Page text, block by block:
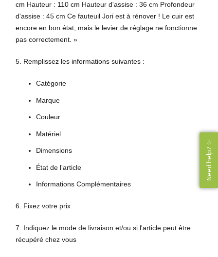
cm Hauteur : 110 cm Hauteur d'assise : 36 cm Profondeur
d'assise : 45 cm Ce fauteuil Jori est à rénover ! Le cuir est
encore en bon état, mais le levier de réglage ne fonctionne
pas correctement. »
5. Remplissez les informations suivantes :
Catégorie
Marque
Couleur
Matériel
Dimensions
État de l'article
Informations Complémentaires
6. Fixez votre prix
7. Indiquez le mode de livraison et/ou si l'article peut être
récupéré chez vous
Need help? ✨
Need help? ✨